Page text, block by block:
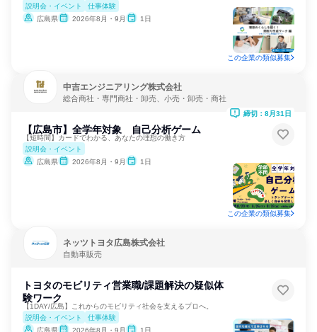
説明会・イベント
仕事体験
広島県
2026年8月・9月 1日
この企業の類似募集
中吉エンジニアリング株式会社
総合商社・専門商社・卸売、小売・卸売・商社
【広島市】全学年対象 自己分析ゲーム
【短時間】カードでわかる、あなたの理想の働き方
説明会・イベント
広島県
2026年8月・9月 1日
締切：8月31日
この企業の類似募集
ネッツトヨタ広島株式会社
自動車販売
トヨタのモビリティ営業職/課題解決の疑似体
験ワーク
【1DAY/広島】これからのモビリティ社会を支えるプロへ。
説明会・イベント
仕事体験
広島県
2026年8月・9月 1日